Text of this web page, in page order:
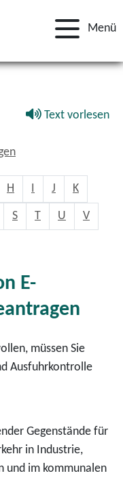
Menü
Text vorlesen
H I J K
S T U V
E-
müssen Sie
Ausfuhrkontrolle
Gegenstände für
in Industrie,
und im kommunalen